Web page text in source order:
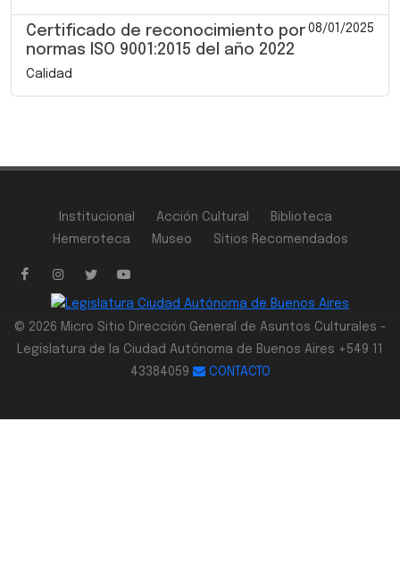
Certificado de reconocimiento por
normas ISO 9001:2015 del año 2022
08/01/2025
Calidad
Institucional Acción Cultural
Biblioteca
Hemeroteca
Museo Sitios Recomendados
© 2026 Micro Sitio Dirección General de Asuntos Culturales -
Legislatura de la Ciudad Autónoma de Buenos Aires +549 11
43384059
CONTACTO